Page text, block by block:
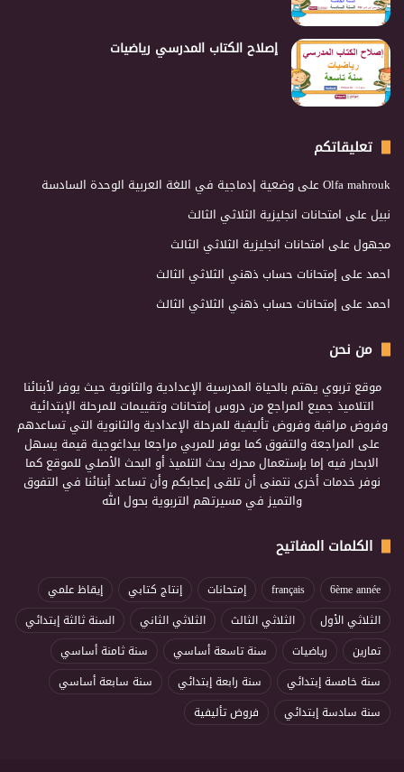
إصلاح الكتاب المدرسي رياضيات
تعليقاتكم
Olfa mahroukعلى وضعية إدماجية في اللغة العربية الوحدة السادسة
نبيلعلى امتحانات انجليزية الثلاثي الثالث
مجهولعلى امتحانات انجليزية الثلاثي الثالث
احمدعلى إمتحانات حساب ذهني الثلاثي الثالث
احمدعلى إمتحانات حساب ذهني الثلاثي الثالث
من نحن
موقع تربوي يهتم بالحياة المدرسية الإعدادية والثانوية حيث يوفر لأبنائنا
التلاميذ جميع المراجع من دروس إمتحانات وتقييمات للمرحلة الإبتدائية
وفروض مراقبة وفروض تأليفية للمرحلة الإعدادية والثانوية التي تساعدهم
على المراجعة والتفوق كما يوفر للمربي مراجعا بيداغوجية قيمة يسهل
الابحار فيه إما بإستعمال محرك بحث التلميذ أو البحث الأصلي للموقع كما
نوفر خدمات أخرى نتمنى أن تلقى إعجابكم وأن تساعد أبنائنا في التفوق
والتميز في مسيرتهم التربوية بحول الله
الكلمات المفاتيح
6ème année
français إمتحانات إنتاج كتابي
إيقاظ علمي
الثلاثي الأول
الثلاثي الثالث الثلاثي الثاني
السنة ثالثة إبتدائي
تمارين
رياضيات سنة تاسعة أساسي
سنة ثامنة أساسي
سنة خامسة إبتدائي
سنة رابعة إبتدائي
سنة سابعة أساسي
سنة سادسة إبتدائي
فروض تأليفية